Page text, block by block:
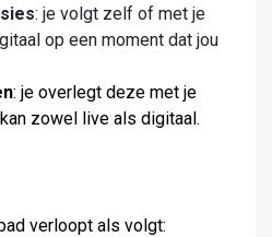
: je volgt zelf of met je
op een moment dat jou
: je overlegt deze met je
zowel live als digitaal.
verloopt als volgt: